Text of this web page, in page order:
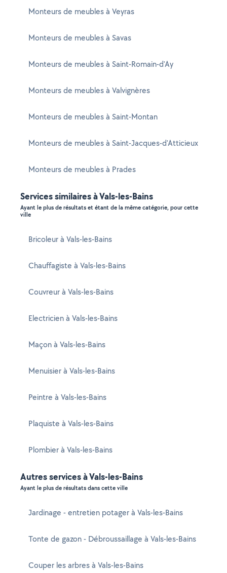
Monteurs de meubles à Veyras
Monteurs de meubles à Savas
Monteurs de meubles à Saint-Romain-d'Ay
Monteurs de meubles à Valvignères
Monteurs de meubles à Saint-Montan
Monteurs de meubles à Saint-Jacques-d'Atticieux
Monteurs de meubles à Prades
Services similaires à Vals-les-Bains
Ayant le plus de résultats et étant de la même catégorie, pour cette
ville
Bricoleur à Vals-les-Bains
Chauffagiste à Vals-les-Bains
Couvreur à Vals-les-Bains
Electricien à Vals-les-Bains
Maçon à Vals-les-Bains
Menuisier à Vals-les-Bains
Peintre à Vals-les-Bains
Plaquiste à Vals-les-Bains
Plombier à Vals-les-Bains
Autres services à Vals-les-Bains
Ayant le plus de résultats dans cette ville
Jardinage - entretien potager à Vals-les-Bains
Tonte de gazon - Débroussaillage à Vals-les-Bains
Couper les arbres à Vals-les-Bains